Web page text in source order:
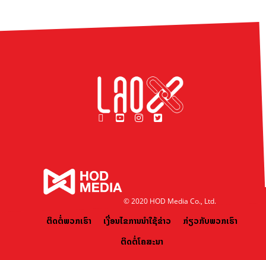
© 2020 HOD Media Co., Ltd.
ຕິດຕໍ່ພວກເຮົາ ເງື່ອນໄຂການນຳໃຊ້ຂ່າວ
ກ່ຽວກັບພວກເຮົາ
ຕິດຕໍ່ໂຄສະນາ